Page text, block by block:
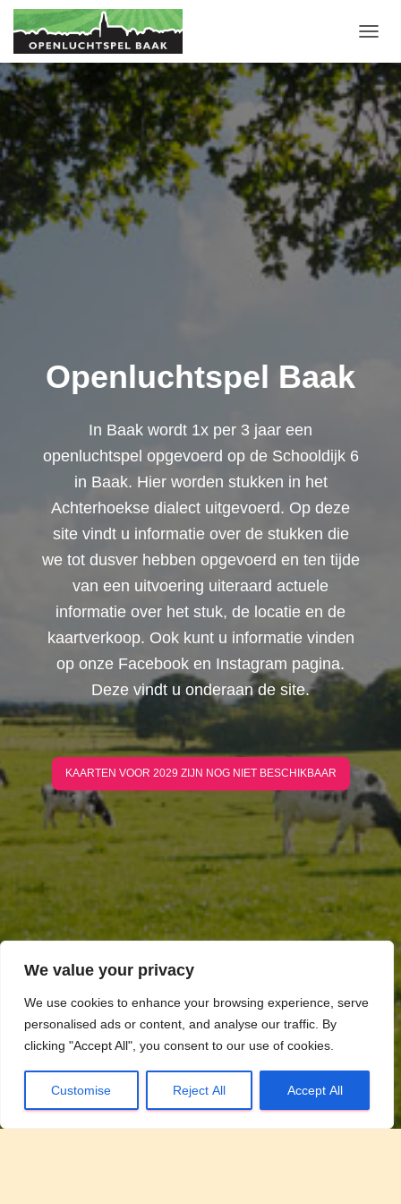
We value your privacy
We use cookies to enhance your browsing experience, serve
personalised ads or content, and analyse our traffic. By
clicking "Accept All", you consent to our use of cookies.
Customise Reject All Accept All
O
L
E
N
A
G
A
T
I
Openluchtspel Baak
In Baak wordt 1x per 3 jaar een
openluchtspel opgevoerd op de Schooldijk 6
in Baak. Hier worden stukken in het
Achterhoekse dialect uitgevoerd. Op deze
site vindt u informatie over de stukken die
we tot dusver hebben opgevoerd en ten tijde
van een uitvoering uiteraard actuele
informatie over het stuk, de locatie en de
kaartverkoop. Ook kunt u informatie vinden
op onze Facebook en Instagram pagina.
Deze vindt u onderaan de site.
KAARTEN VOOR 2029 ZIJN NOG NIET BESCHIKBAAR